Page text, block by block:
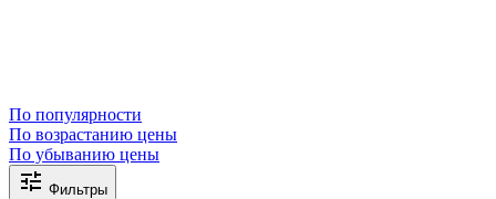
По популярности
По возрастанию цены
По убыванию цены
Фильтры